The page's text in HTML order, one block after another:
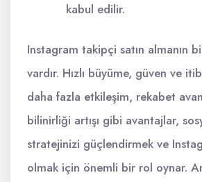
kabul edilir.
Instagram takipçi satın almanın
vardır. Hızlı büyüme, güven ve
daha fazla etkileşim, rekabet
bilinirliği artışı gibi avantajlar,
stratejinizi güçlendirmek ve
olmak için önemli bir rol oynar.